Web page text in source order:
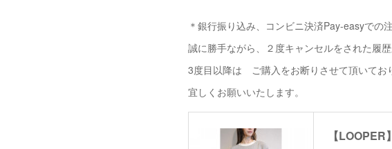
＊銀行振り込み、コンビニ決済Pay-easyでの
誠に勝手ながら、２度キャンセルをされた履
3度目以降は ご購入をお断りさせて頂いてお
宜しくお願いいたします。
【